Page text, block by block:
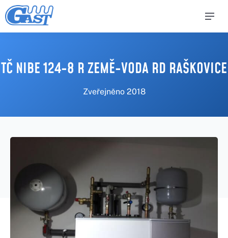
TČ NIBE 124-8 R ZEMĚ-VODA RD RAŠKOVICE
Zveřejněno 2018